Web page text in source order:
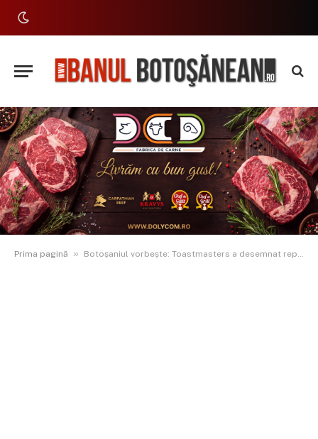
Prima pagină » Botoșaniul vorbește: Toastmasters a desemnat reprezentanții pentru competițiile regionale